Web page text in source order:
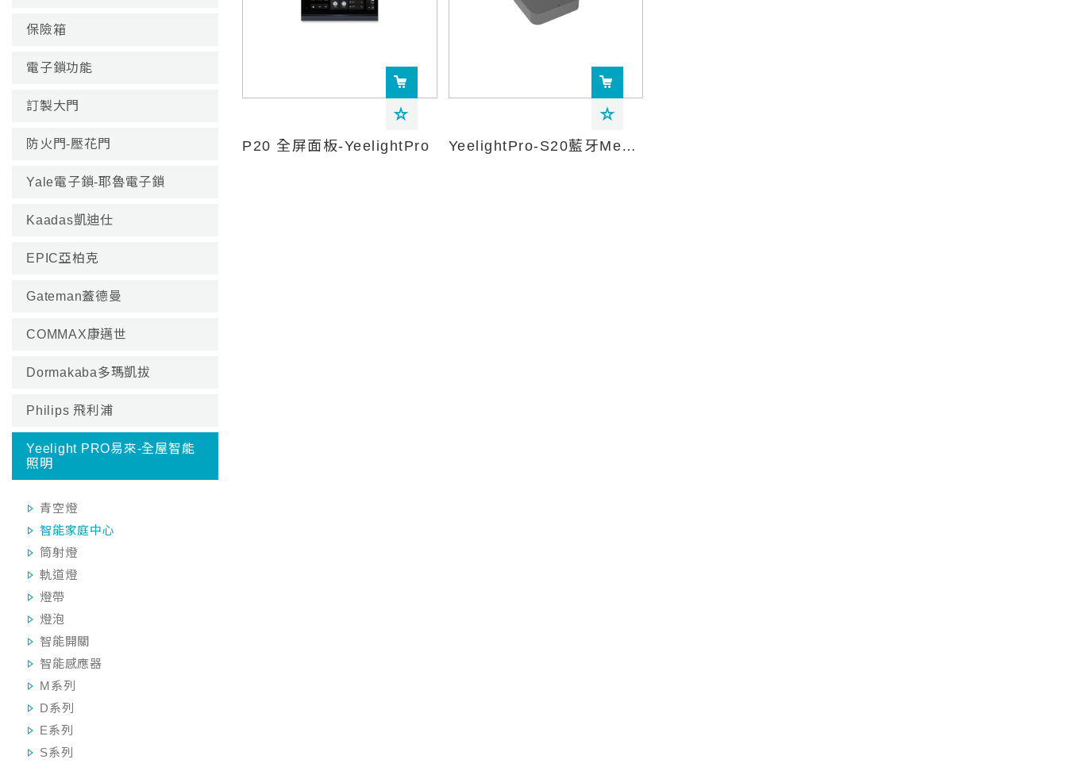
保險箱
電子鎖功能
訂製大門
防火門-壓花門
Yale電子鎖-耶魯電子鎖
Kaadas凱迪仕
EPIC亞柏克
Gateman蓋德曼
COMMAX康邁世
Dormakaba多瑪凱拔
Philips 飛利浦
Yeelight PRO易來-全屋智能
照明
青空燈
智能家庭中心
筒射燈
軌道燈
燈帶
燈泡
智能開關
智能感應器
M系列
D系列
E系列
S系列
P20 全屏面板-YeelightPro YeelightPro-S20藍牙Mesh網關